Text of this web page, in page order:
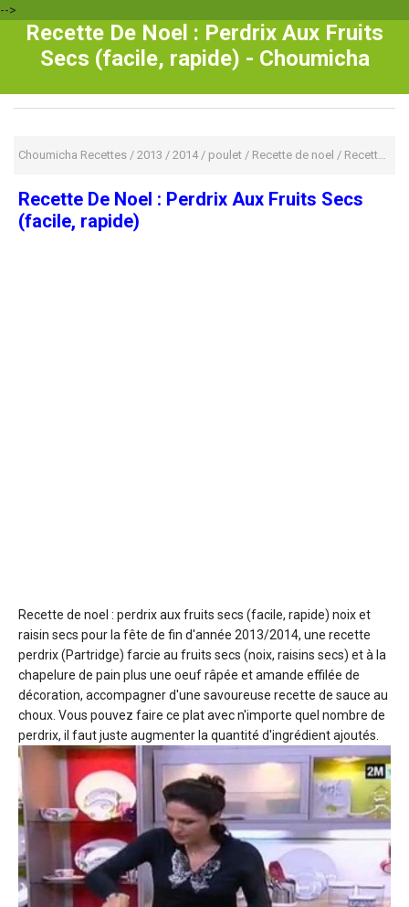
-->
Recette De Noel : Perdrix Aux Fruits
Secs (facile, rapide) - Choumicha
Choumicha Recettes / 2013 / 2014/ poulet / Recette de noel / Recette De Noel : Perdrix Aux Fruits Secs (facile, rapide)
Recette De Noel : Perdrix Aux Fruits Secs
(facile, rapide)
Recette de noel : perdrix aux fruits secs (facile, rapide) noix et
raisin secs pour la fête de fin d'année 2013/2014, une recette
perdrix (Partridge) farcie au fruits secs (noix, raisins secs) et à la
chapelure de pain plus une oeuf râpée et amande effilée de
décoration, accompagner d'une savoureuse recette de sauce au
choux. Vous pouvez faire ce plat avec n'importe quel nombre de
perdrix, il faut juste augmenter la quantité d'ingrédient ajoutés.